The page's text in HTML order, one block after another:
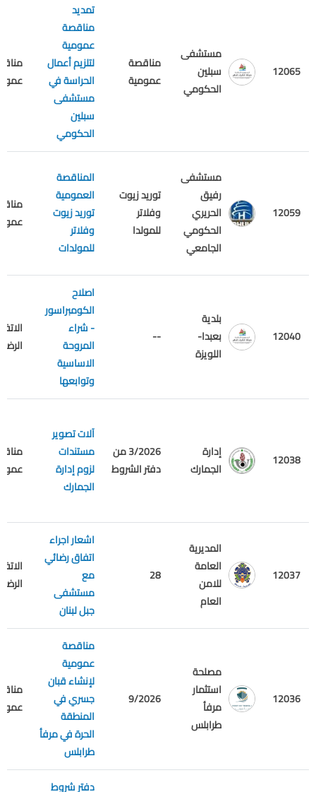
12065
مستشفى
سبلين
الحكومي
مناقصة
عمومية
تمديد
مناقصة
عمومية
لتلزيم أعمال
الحراسة في
مستشفى
سبلين
الحكومي
12059
مستشفى
رفيق
الحريري
الحكومي
الجامعي
توريد زيوت
وفلاتر
للمولدا
المناقصة
العمومية
توريد زيوت
وفلاتر
للمولدات
12040
بلدية
بعبدا-
اللويزة
--
اصلاح
الكومبراسور
- شراء
المروحة
الاساسية
وتوابعها
12038
إدارة
الجمارك
3/2026 من
دفتر الشروط
آلات تصوير
مستندات
لزوم إدارة
الجمارك
12037
المديرية
العامة
للامن
العام
28
اشعار اجراء
اتفاق رضائي
مع
مستشفى
جبل لبنان
12036
مصلحة
استثمار
مرفأ
طرابلس
9/2026
مناقصة
عمومية
لإنشاء قبان
جسري في
المنطقة
الحرة في مرفأ
طرابلس
دفتر شروط